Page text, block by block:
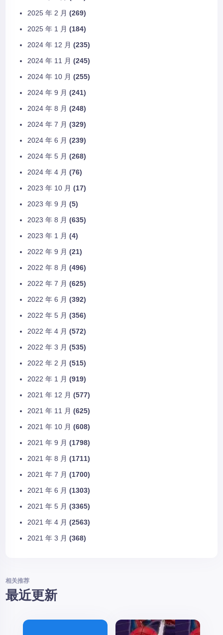
2025 年 2 月 (269)
2025 年 1 月 (184)
2024 年 12 月 (235)
2024 年 11 月 (245)
2024 年 10 月 (255)
2024 年 9 月 (241)
2024 年 8 月 (248)
2024 年 7 月 (329)
2024 年 6 月 (239)
2024 年 5 月 (268)
2024 年 4 月 (76)
2023 年 10 月 (17)
2023 年 9 月 (5)
2023 年 8 月 (635)
2023 年 1 月 (4)
2022 年 9 月 (21)
2022 年 8 月 (496)
2022 年 7 月 (625)
2022 年 6 月 (392)
2022 年 5 月 (356)
2022 年 4 月 (572)
2022 年 3 月 (535)
2022 年 2 月 (515)
2022 年 1 月 (919)
2021 年 12 月 (577)
2021 年 11 月 (625)
2021 年 10 月 (608)
2021 年 9 月 (1798)
2021 年 8 月 (1711)
2021 年 7 月 (1700)
2021 年 6 月 (1303)
2021 年 5 月 (3365)
2021 年 4 月 (2563)
2021 年 3 月 (368)
相关推荐
最近更新